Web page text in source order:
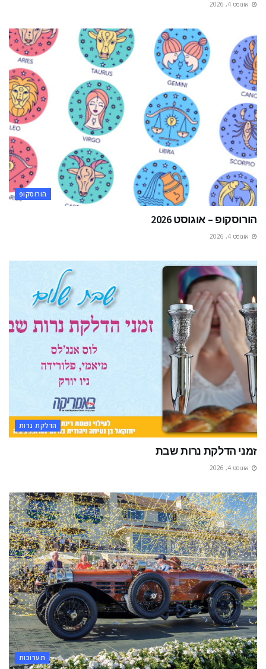
אוגוסט 4, 2026
הורוסקופ
הורוסקופ – אוגוסט 2026
אוגוסט 4, 2026
הדלקת נרות
זמני הדלקת נרות שבת
אוגוסט 4, 2026
תערוכות